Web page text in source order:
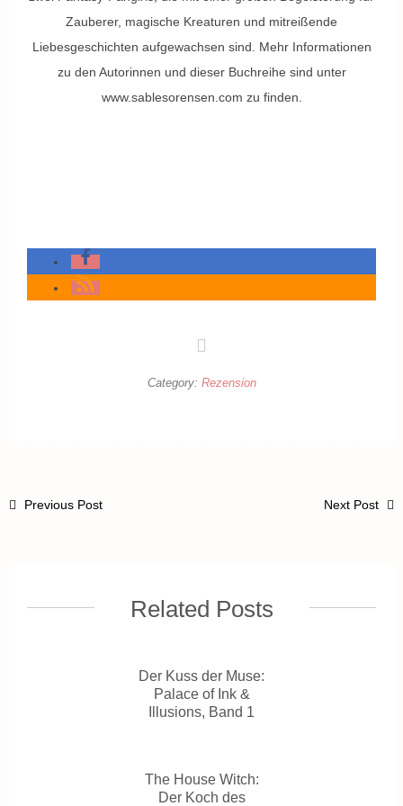
Zauberer, magische Kreaturen und mitreißende
Liebesgeschichten aufgewachsen sind. Mehr Informationen
zu den Autorinnen und dieser Buchreihe sind unter
www.sablesorensen.com zu finden.
Category: Rezension
Next Post
Previous Post
Related Posts
Der Kuss der Muse:
Palace of Ink &
Illusions, Band 1
The House Witch:
Der Koch des